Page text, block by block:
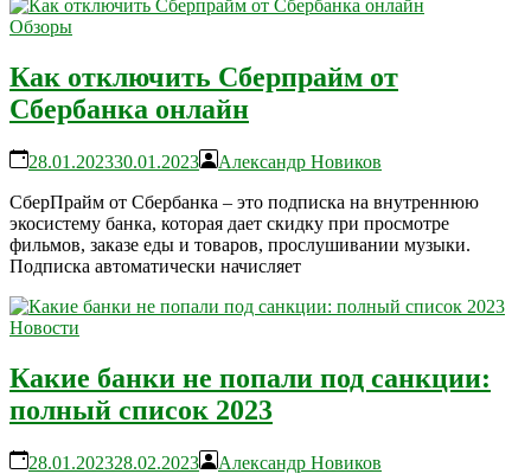
Обзоры
Как отключить Сберпрайм от
Сбербанка онлайн
28.01.202330.01.2023
Александр Новиков
СберПрайм от Сбербанка – это подписка на внутреннюю
экосистему банка, которая дает скидку при просмотре
фильмов, заказе еды и товаров, прослушивании музыки.
Подписка автоматически начисляет
Новости
Какие банки не попали под санкции:
полный список 2023
28.01.202328.02.2023
Александр Новиков